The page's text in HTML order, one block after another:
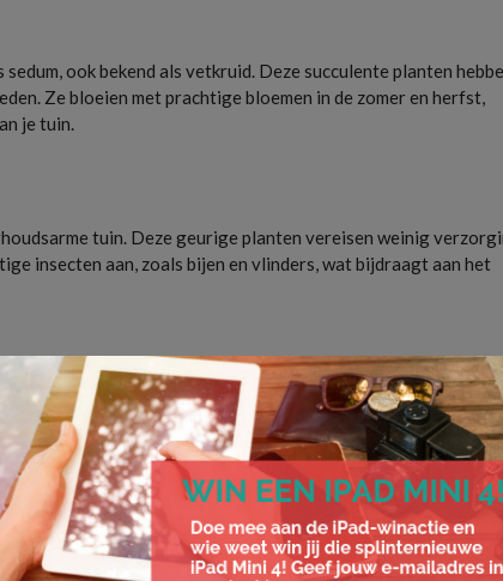
ook bekend als vetkruid. Deze succulente planten
Ze bloeien met prachtige bloemen in de zomer en herfst,
je tuin.
tuin. Deze geurige planten vereisen weinig
insecten aan, zoals bijen en vlinders, wat bijdraagt aan het
(carex) of prachtriet (miscanthus). Deze grassen voegen
Ze zijn ideaal voor het creëren van visuele diepte en
in de meeste tuinomstandigheden. Ze bieden prachtige
bestand tegen ziekten en plagen, wat betekent dat je